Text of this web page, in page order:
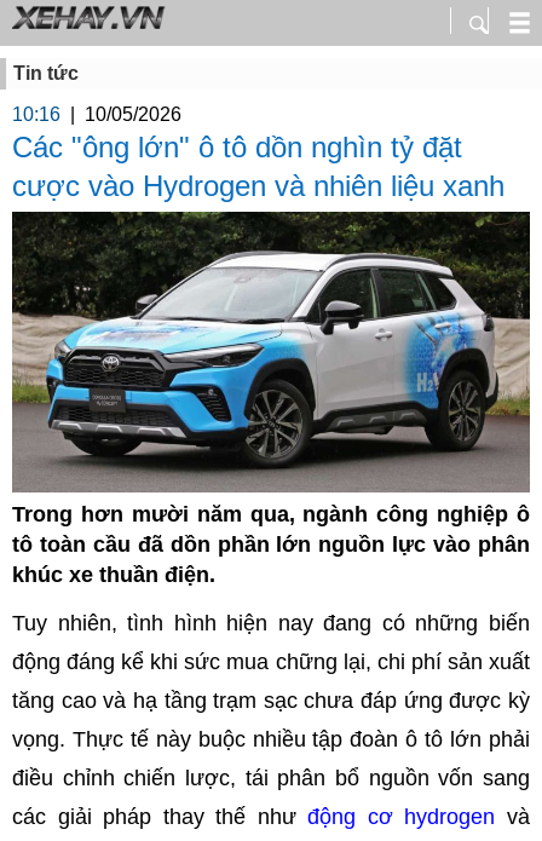
Tin tức
10:16
10/05/2026
Các "ông lớn" ô tô dồn nghìn tỷ đặt
cược vào Hydrogen và nhiên liệu xanh
Trong hơn mười năm qua, ngành công nghiệp ô
tô toàn cầu đã dồn phần lớn nguồn lực vào phân
khúc xe thuần điện.
Tuy nhiên, tình hình hiện nay đang có những biến
động đáng kể khi sức mua chững lại, chi phí sản xuất
tăng cao và hạ tầng trạm sạc chưa đáp ứng được kỳ
vọng. Thực tế này buộc nhiều tập đoàn ô tô lớn phải
điều chỉnh chiến lược, tái phân bổ nguồn vốn sang
các giải pháp thay thế nhưđộng cơ hydrogen và